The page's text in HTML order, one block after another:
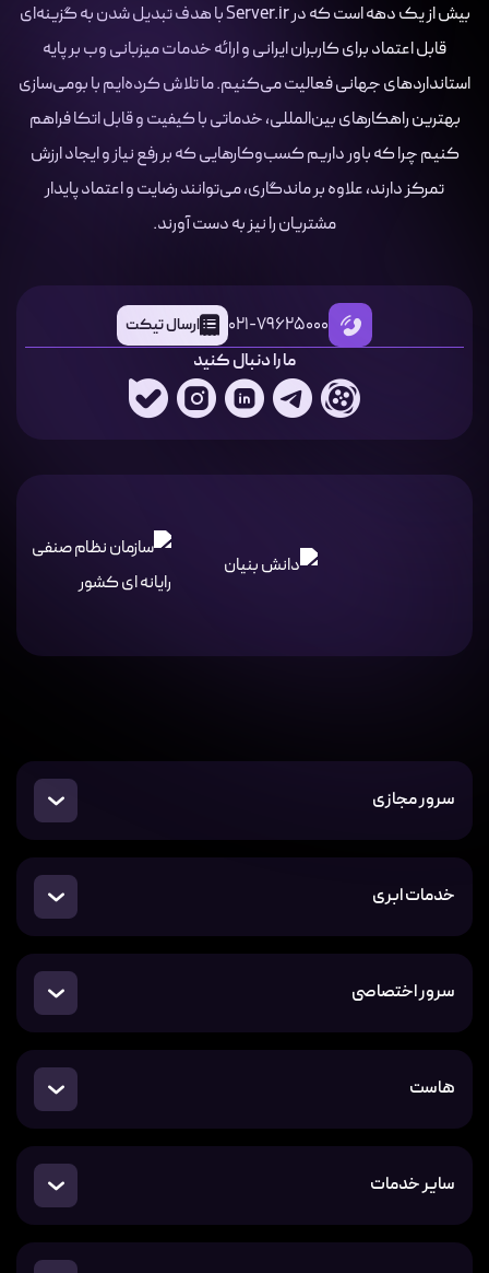
بیش از یک دهه است که در Server.ir با هدف تبدیل شدن به گزینه‌ای
قابل اعتماد برای کاربران ایرانی و ارائه خدمات میزبانی وب بر پایه
استانداردهای جهانی فعالیت می‌کنیم. ما تلاش کرده‌ایم با بومی‌سازی
بهترین راهکارهای بین‌المللی، خدماتی با کیفیت و قابل اتکا فراهم
کنیم چرا که باور داریم کسب‌وکارهایی که بر رفع نیاز و ایجاد ارزش
تمرکز دارند، علاوه بر ماندگاری، می‌توانند رضایت و اعتماد پایدار
مشتریان را نیز به دست آورند.
021-79625000 ارسال تیکت
ما را دنبال کنید
سرور مجازی
خدمات ابری
سرور اختصاصی
هاست
سایر خدمات